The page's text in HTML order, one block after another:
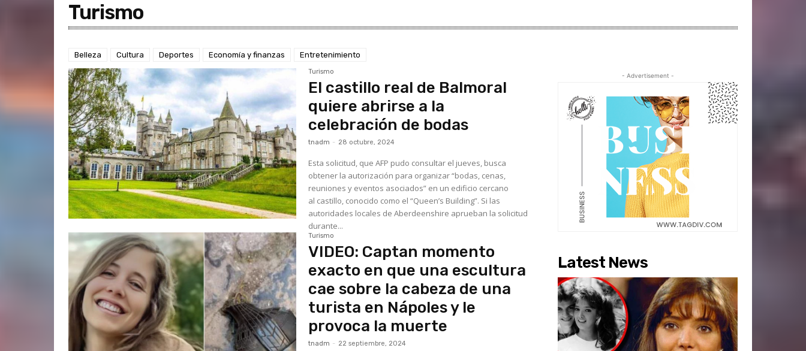
Turismo
Belleza Cultura Deportes Economía y finanzas Entretenimiento
Turismo
El castillo real de Balmoral
quiere abrirse a la
celebración de bodas
tnadm - 28 octubre, 2024
Esta solicitud, que AFP pudo consultar el jueves, busca
obtener la autorización para organizar “bodas, cenas,
reuniones y eventos asociados” en un edificio cercano
al castillo, conocido como el “Queen’s Building”. Si las
autoridades locales de Aberdeenshire aprueban la solicitud
durante...
Turismo
VIDEO: Captan momento
exacto en que una escultura
cae sobre la cabeza de una
turista en Nápoles y le
provoca la muerte
tnadm - 22 septiembre, 2024
- Advertisement -
Latest News